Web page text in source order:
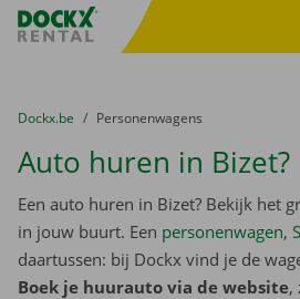
Fratello DEMO
U bevindt zich hier:
van
Dockx.be naar
Personenwagens
Auto huren in Bizet?
Een auto huren in Bizet? Bekijk het
in jouw buurt. Een personenwagen,
daartussen: bij Dockx vind je de
Boek je huurauto via de website,